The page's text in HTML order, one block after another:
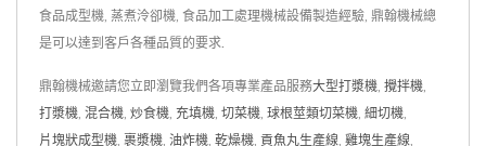
食品成型機, 蒸煮泠卻機, 食品加工處理機械設備製造經驗, 鼎翰機械總
是可以達到客戶各種品質的要求.
鼎翰機械邀請您立即瀏覽我們各項專業產品服務大型打漿機 攪拌機
打漿機 混合機 炒食機 充填機 切菜機 球根莖類切菜機 細切機
片塊狀成型機 裹漿機 油炸機 乾燥機 貢魚丸生產線 雞塊生產線